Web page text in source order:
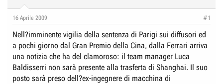
t
o
r
e
D
i
s
d
I
n
i
z
i
16 Aprile 2009 #1
Nell?imminente vigilia della sentenza di Parigi sui diffusori ed
a pochi giorno dal Gran Premio della Cina, dalla Ferrari arriva
una notizia che ha del clamoroso: il team manager Luca
Baldisserri non sarà presente alla trasferta di Shanghai. Il suo
posto sarà preso dell?ex-ingegnere di macchina di